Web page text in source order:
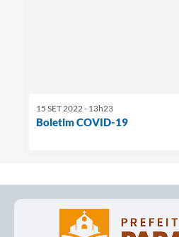
15 SET 2022 - 13h23
Boletim COVID-19